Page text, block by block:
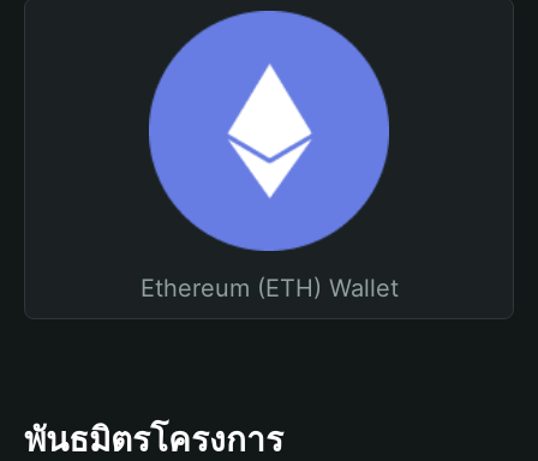
Ethereum (ETH) Wallet
พันธมิตรโครงการ